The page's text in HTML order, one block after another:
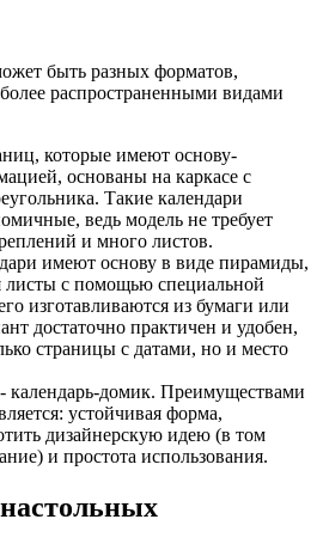
быть разных форматов,
распространенными видами
которые имеют основу-
основаны на каркасе с
Такие календари
ведь модель не требует
и много листов.
имеют основу в виде пирамиды,
листы с помощью специальной
изготавливаются из бумаги или
достаточно практичен и удобен,
страницы с датами, но и место
календарь-домик. Преимуществами
устойчивая форма,
дизайнерскую идею (в том
и простота использования.